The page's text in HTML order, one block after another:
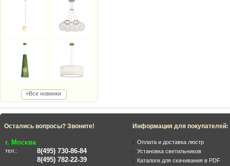
»Все новинки
Остались вопросы? Звоните!
г. Москва
тел.:
8(495) 730-86-84
8(495) 782-22-39
Информация для покупателей:
Оплата и доставка люстр
Установка светильников
Каталоги для скачивания в PDF